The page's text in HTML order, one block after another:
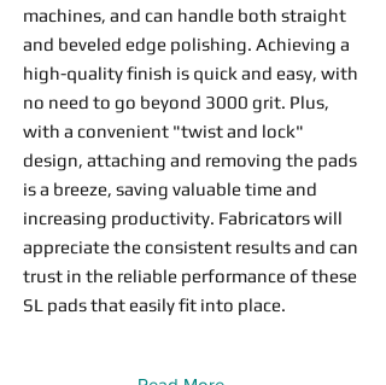
machines, and can handle both straight
and beveled edge polishing. Achieving a
high-quality finish is quick and easy, with
no need to go beyond 3000 grit. Plus,
with a convenient "twist and lock"
design, attaching and removing the pads
is a breeze, saving valuable time and
increasing productivity. Fabricators will
appreciate the consistent results and can
trust in the reliable performance of these
SL pads that easily fit into place.